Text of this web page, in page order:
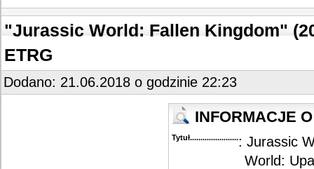
"Jurassic World: Fallen Kingdom"
ETRG
Dodano: 21.06.2018 o godzinie 22:23
INFORMACJE
Tytuł............................................
: Jurassic
World: